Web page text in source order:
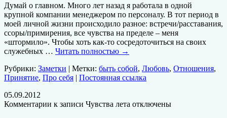
Думай о главном. Много лет назад я работала в одной
крупной компании менеджером по персоналу. В тот период в
моей личной жизни происходило разное: встречи/расставания,
ссоры/примирения, все чувства на пределе – меня
«штормило». Чтобы хоть как-то сосредоточиться на своих
служебных … Читать полностью →
Рубрики: Заметки | Метки: быть собой, Любовь, Отношения,
Принятие, Про себя | Постоянная ссылка
05.09.2012
Комментарии к записи Чувства лета отключены